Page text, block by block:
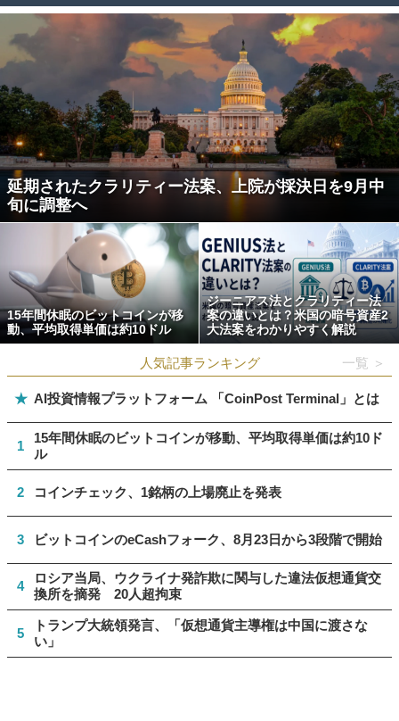
延期されたクラリティー法案、上院が採決日を9月中
旬に調整へ
15年間休眠のビットコインが移
動、平均取得単価は約10ドル
ジーニアス法とクラリティー法
案の違いとは？米国の暗号資産2
大法案をわかりやすく解説
人気記事ランキング 一覧 ＞
★ AI投資情報プラットフォーム 「CoinPost Terminal」とは
1
15年間休眠のビットコインが移動、平均取得単価は約10ド
ル
2 コインチェック、1銘柄の上場廃止を発表
3 ビットコインのeCashフォーク、8月23日から3段階で開始
4
ロシア当局、ウクライナ発詐欺に関与した違法仮想通貨交
換所を摘発 20人超拘束
5
トランプ大統領発言、「仮想通貨主導権は中国に渡さな
い」